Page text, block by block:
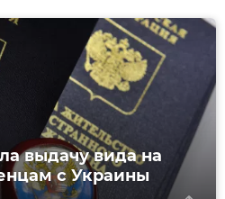
выдачу вида на
с Украины